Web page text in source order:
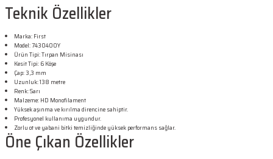
Teknik Özellikler
Marka: First
Model: 7430400Y
Ürün Tipi: Tırpan Misinası
Kesit Tipi: 6 Köşe
Çap: 3,3 mm
Uzunluk: 138 metre
Renk: Sarı
Malzeme: HD Monofilament
Yüksek aşınma ve kırılma direncine sahiptir.
Profesyonel kullanıma uygundur.
Zorlu ot ve yabani bitki temizliğinde yüksek performans sağlar.
Öne Çıkan Özellikler